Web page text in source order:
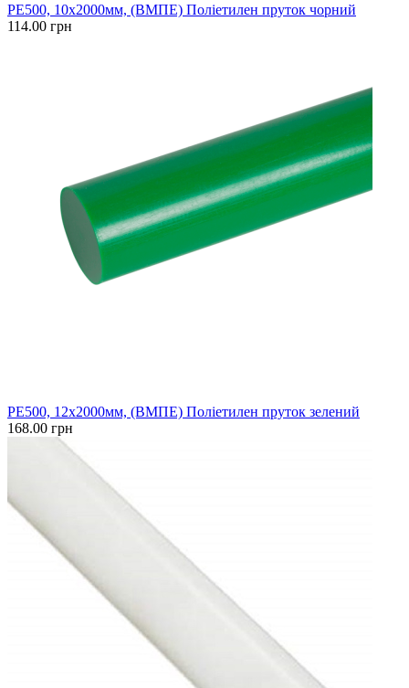
PE500, 10x2000мм, (ВМПЕ) Поліетилен пруток чорний
114.00 грн
PE500, 12x2000мм, (ВМПЕ) Поліетилен пруток зелений
168.00 грн